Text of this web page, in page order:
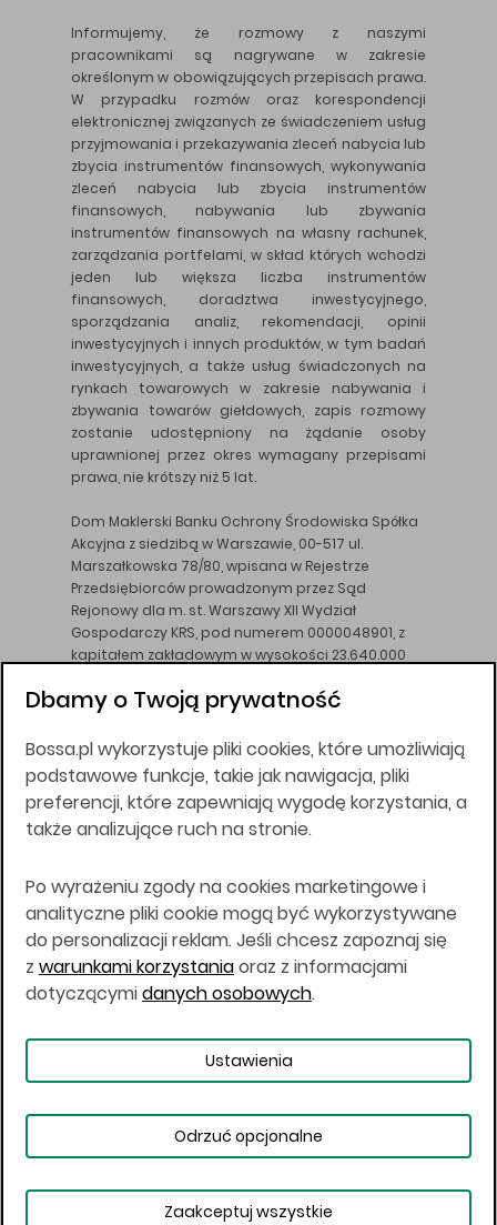
Informujemy, że rozmowy z naszymi
pracownikami są nagrywane w zakresie
określonym w obowiązujących przepisach prawa.
W przypadku rozmów oraz korespondencji
elektronicznej związanych ze świadczeniem usług
przyjmowania i przekazywania zleceń nabycia lub
zbycia instrumentów finansowych, wykonywania
zleceń nabycia lub zbycia instrumentów
finansowych, nabywania lub zbywania
instrumentów finansowych na własny rachunek,
zarządzania portfelami, w skład których wchodzi
jeden lub większa liczba instrumentów
finansowych, doradztwa inwestycyjnego,
sporządzania analiz, rekomendacji, opinii
inwestycyjnych i innych produktów, w tym badań
inwestycyjnych, a także usług świadczonych na
rynkach towarowych w zakresie nabywania i
zbywania towarów giełdowych, zapis rozmowy
zostanie udostępniony na żądanie osoby
uprawnionej przez okres wymagany przepisami
prawa, nie krótszy niż 5 lat.
Dom Maklerski Banku Ochrony Środowiska Spółka
Akcyjna z siedzibą w Warszawie, 00-517 ul.
Marszałkowska 78/80, wpisana w Rejestrze
Przedsiębiorców prowadzonym przez Sąd
Rejonowy dla m. st. Warszawy XII Wydział
Gospodarczy KRS, pod numerem 0000048901, z
kapitałem zakładowym w wysokości 23.640.000
DM BOŚ działa na podstawie zezwolenia KNF z dnia
Wszelkie informacje na niniejszej stronie w tym
informacje o produktach inwestycyjnych nie są
kierowane do osób mających miejsce
zamieszkania lub pobytu w Stanach
Japonii, ani w dowolnej innej jurysdykcji, w której
taki materiał byłby sprzeczny z prawem lub w
których zgodne z prawem nabycie produktów
inwestycyjnych nie jest możliwe lub w której nie
jest możliwe złożenie oferty. Prawa obowiązujące
w danej jurysdykcji określają, czy jest możliwe
nabycie poszczególnych produktów
Copyright © 2026 BOŚ | BOSSA.PL
Warunki korzystania
Dane osobowe
Dbamy o Twoją prywatność
Bossa.pl wykorzystuje pliki cookies, które umożliwiają
podstawowe funkcje, takie jak nawigacja, pliki
preferencji, które zapewniają wygodę korzystania, a
także analizujące ruch na stronie.
Po wyrażeniu zgody na cookies marketingowe i
analityczne pliki cookie mogą być wykorzystywane
do personalizacji reklam. Jeśli chcesz zapoznaj się
z warunkami korzystaniaoraz z informacjami
dotyczącymidanych osobowych.
Ustawienia
Odrzuć opcjonalne
Zaakceptuj wszystkie